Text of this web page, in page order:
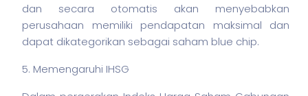
dan secara otomatis akan menyebabkan
perusahaan memiliki pendapatan maksimal dan
dapat dikategorikan sebagai saham blue chip.
5. Memengaruhi IHSG